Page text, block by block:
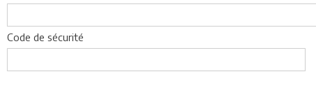
Code de sécurité